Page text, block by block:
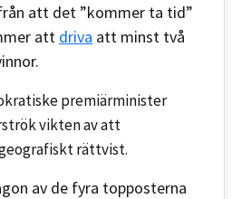
att det ”kommer ta tid”
att driva att minst två
premiärminister
vikten av att
rättvist.
av de fyra topposterna